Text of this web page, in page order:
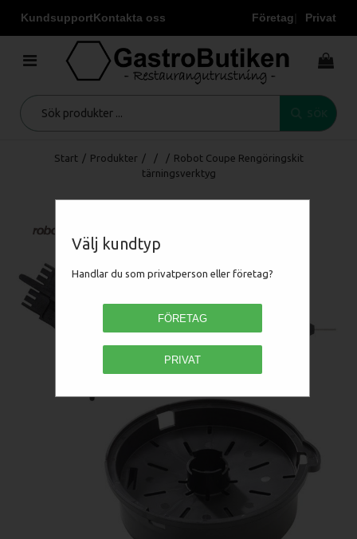
KundsupportKontakta oss Företag Privat
Välj kundtyp
Handlar du som privatperson eller företag?
FÖRETAG
PRIVAT
Start / Produkter / / / Robot Coupe Rengöringskit
tärningsverktyg